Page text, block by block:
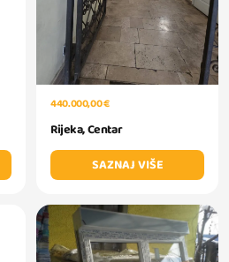
440.000,00 €
Rijeka, Centar
SAZNAJ VIŠE